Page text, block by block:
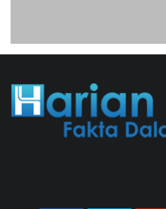
AS Dengan Bom